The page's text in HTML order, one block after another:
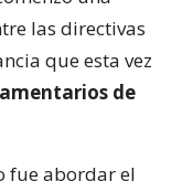
las directivas
que esta vez
de
fue abordar el